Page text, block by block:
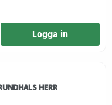
Logga in
HERR